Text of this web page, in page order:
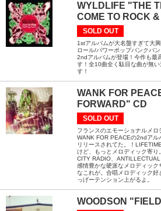
WYLDLIFE "THE
COME TO ROCK
SOLD OUT
1stアルバムが大名盤すぎて大
ロール/パワーポップパンクバ
2ndアルバムが登場！今作も最
す！全10曲全く駄目な曲が無
す！
WANK FOR
FORWARD" CD
SOLD OUT
フランスのエモーショナルメロ
WANK FOR PEACEの2ndアル
リリースされてた。！
けど、もっとメロディック寄
CITY RADIO、
感情豊かな硬派なメロディック
なこれが。合唱メロディック好
っげーテンション上がるよ。
WOODSON